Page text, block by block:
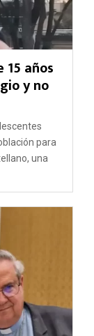
años
y no
para
una